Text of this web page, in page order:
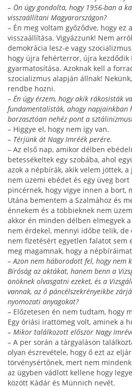
– Ön úgy gondolta, hogy 1956-ban a
visszaállítani Magyarországon?
– Én meg voltam győződve, hogy
visszaállítása. Vigyázzunk! Nem
demokrácia lesz-e vagy
hogy újra fehérterror, újra kezdődik
gyarmatosítása. Azok­nak kell a
szocializmus alapján állnak!
rendbe­ hozni.
– Én úgy érzem, hogy akik rákosisták
fundamentalisták, ahogy napjainkban
borzasztóan nehéz pont a
– Higgye el, hogy nem így van.
– Térjünk át Nagy Imréék perére.
– Az első nap, amikor délben
betessékeltek egy szobába, ahol
azok a népbírák, akik velem jöttek,
nem üzemi ebédet és egy üveg
pincérnek, hogy vigye innen a bort,
Utána bementem a Szalmához és
énnekem és a többieknek nem
akkor én minden délben elmegyek
nem érdekel, mennyi időbe telik,
nem fizetésért egyetlen falatot sem
meg magam­nak, hogy a
– Azon nem háborodott fel, hogy nem
Bíróság az aktákat, hanem benn a
önöknek olvasgatni ezeket, és a
vannak, az ő páncélszekrényeikbe
nyomozati anyagokat?
– Előzetesen én nem tudtam, hogy
Egy óriási irattömeg volt, aminek a
– Mikor találkozott először Nagy
– A per során a tárgyaláson
olyan észrevétele, hogy ő ezt az
törvénysértőnek, mert nem
az ügyben vádlott kellene hogy
között Kádár és Mün­nich nevét.